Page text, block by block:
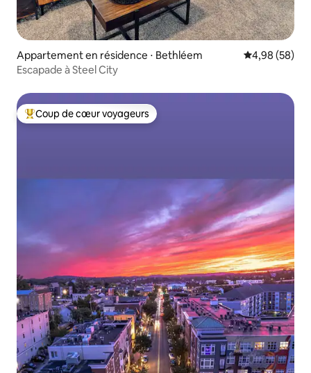
Appartement en résidence ⋅ Bethléem Évaluation
4,98 (58)
Escapade à Steel City
Coups de cœur voyageurs les plus appréciés
Coup de cœur voyageurs